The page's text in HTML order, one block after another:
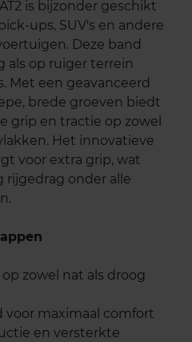
is bijzonder geschikt
ups, SUV's en andere
Deze band
als op ruiger terrein
Met een geavanceerd
brede groeven biedt
grip en tractie op zowel
Het innovatieve
voor extra grip, wat
rijgedrag onder alle
zowel nat als droog
voor maximaal comfort
en versterkte